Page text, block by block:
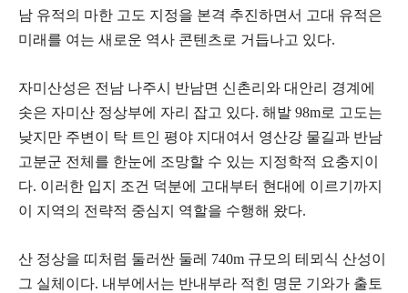
남 유적의 마한 고도 지정을 본격 추진하면서 고대 유적은
미래를 여는 새로운 역사 콘텐츠로 거듭나고 있다.
자미산성은 전남 나주시 반남면 신촌리와 대안리 경계에
솟은 자미산 정상부에 자리 잡고 있다. 해발 98m로 고도는
낮지만 주변이 탁 트인 평야 지대여서 영산강 물길과 반남
고분군 전체를 한눈에 조망할 수 있는 지정학적 요충지이
다. 이러한 입지 조건 덕분에 고대부터 현대에 이르기까지
이 지역의 전략적 중심지 역할을 수행해 왔다.
산 정상을 띠처럼 둘러싼 둘레 740m 규모의 테뫼식 산성이
그 실체이다. 내부에서는 반내부라 적힌 명문 기와가 출토